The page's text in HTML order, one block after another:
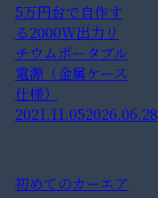
5万円台で自作す
る2000W出力リ
チウムポータブル
電源（金属ケース
仕様）
2021.11.052026.06.28
初めてのカーエア